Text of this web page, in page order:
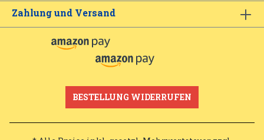
Zahlung und Versand
BESTELLUNG WIDERRUFEN